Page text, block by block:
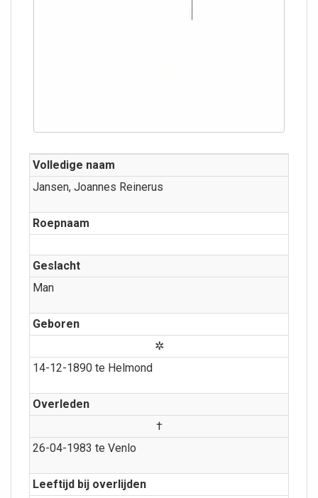
Volledige naam
Jansen, Joannes Reinerus
Roepnaam
Geslacht
Man
Geboren
✲
14-12-1890 te Helmond
Overleden
†
26-04-1983 te Venlo
Leeftijd bij overlijden